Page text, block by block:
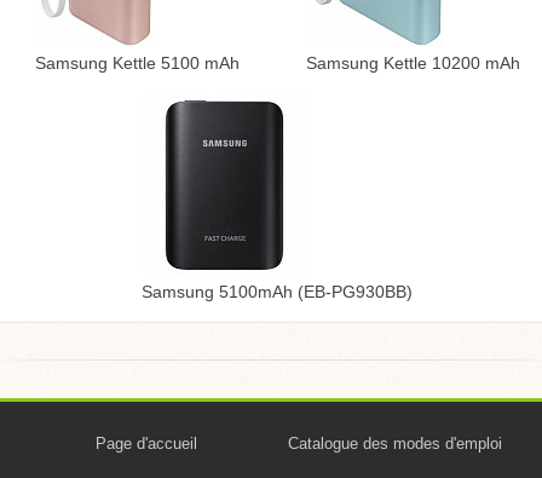
Samsung Kettle 5100 mAh Samsung Kettle 10200 mAh
Samsung 5100mAh (EB-PG930BB)
Page d'accueil Catalogue des modes d'emploi